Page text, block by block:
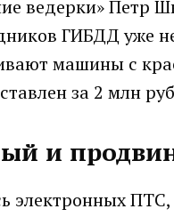
ведерки» Петр
ГИБДД уже
машины с
за 2 млн
и
электронных